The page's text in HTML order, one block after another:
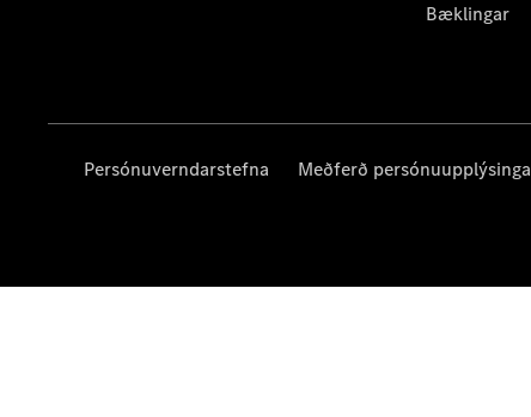
Bæklingar
Persónuverndarstefna Meðferð persónuupplýsinga